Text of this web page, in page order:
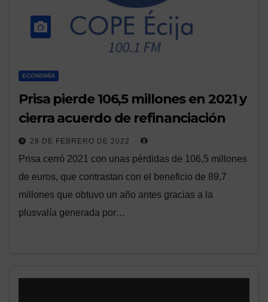
ECONOMÍA
Prisa pierde 106,5 millones en 2021 y
cierra acuerdo de refinanciación
28 DE FEBRERO DE 2022
Prisa cerró 2021 con unas pérdidas de 106,5 millones
de euros, que contrastan con el beneficio de 89,7
millones que obtuvo un año antes gracias a la
plusvalía generada por…